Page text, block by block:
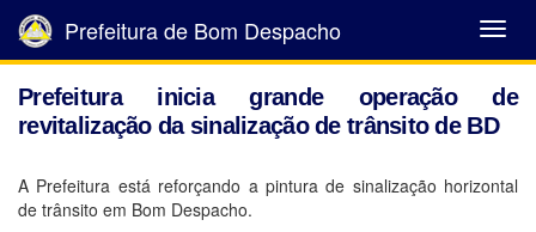
Abrir
Menu
Prefeitura de Bom Despacho
Prefeitura inicia grande operação de
revitalização da sinalização de trânsito de BD
A Prefeitura está reforçando a pintura de sinalização horizontal
de trânsito em Bom Despacho.